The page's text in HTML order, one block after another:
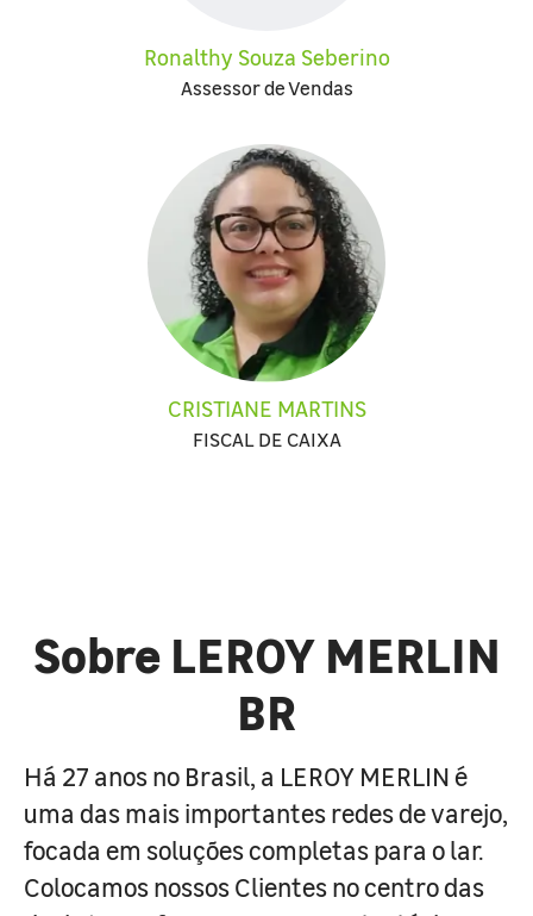
Ronalthy Souza Seberino
Assessor de Vendas
CRISTIANE MARTINS
FISCAL DE CAIXA
Sobre LEROY MERLIN
BR
Há 27 anos no Brasil, a LEROY MERLIN é
uma das mais importantes redes de varejo,
focada em soluções completas para o lar.
Colocamos nossos Clientes no centro das